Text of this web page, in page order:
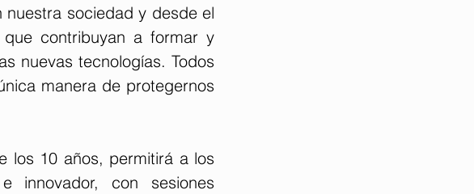
sociedad y desde el
que contribuyan a formar y
nuevas tecnologías. Todos
manera de protegernos
los 10 años, permitirá a los
innovador, con sesiones